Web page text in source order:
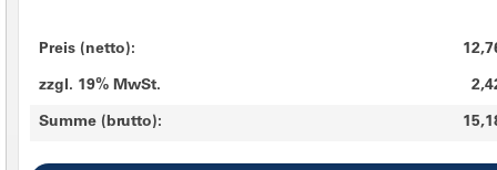
Preis (netto):
zzgl. 19% MwSt.
Summe (brutto):